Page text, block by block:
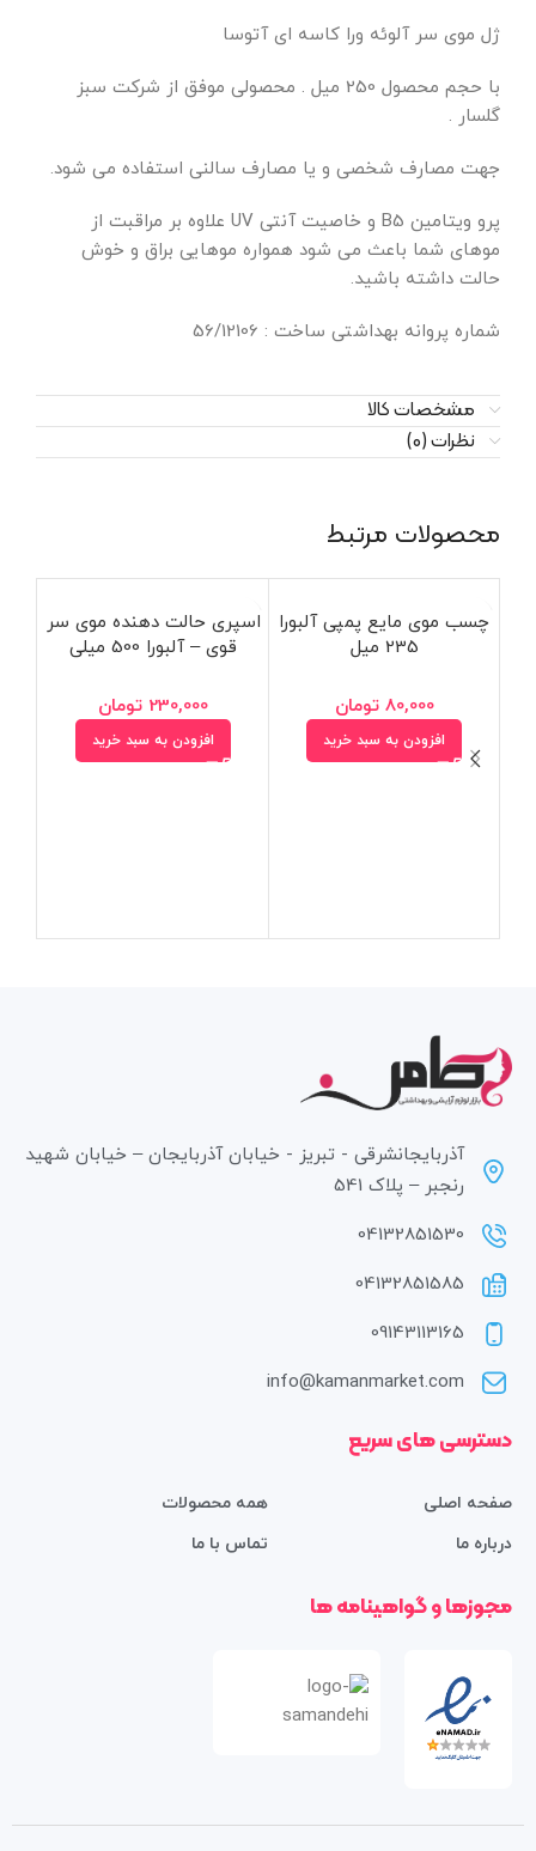
ژل موی سر آلوئه ورا کاسه ای آتوسا
با حجم محصول 250 میل . محصولی موفق از شرکت سبز
گلسار .
جهت مصارف شخصی و یا مصارف سالنی استفاده می شود.
پرو ویتامین B5 و خاصیت آنتی UV علاوه بر مراقبت از
موهای شما باعث می شود همواره موهایی براق و خوش
حالت داشته باشید.
شماره پروانه بهداشتی ساخت : 56/12106
مشخصات کالا
نظرات (0)
محصولات مرتبط
چسب موی مایع پمپی آلبورا
235 میل
80,000 تومان
افزودن به سبد خرید
اسپری حالت دهنده موی سر
قوی – آلبورا 500 میلی
230,000 تومان
افزودن به سبد خرید
آذربایجانشرقی - تبریز - خیابان آذربایجان – خیابان شهید
رنجبر – پلاک 541
04132851530
04132851585
09143113165
info@kamanmarket.com
دسترسی های سریع
صفحه اصلی
همه محصولات
درباره ما
تماس با ما
مجوزها و گواهینامه ها